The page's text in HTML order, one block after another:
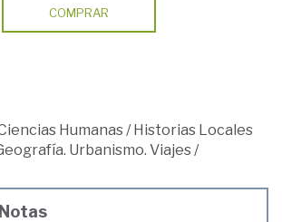
COMPRAR
Humanas/Historias Locales
Urbanismo. Viajes/
Notas